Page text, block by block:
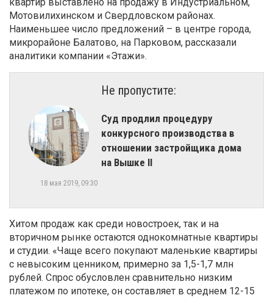
квартир выставлено на продажу в Индустриальном,
Мотовилихинском и Свердловском районах.
Наименьшее число предложений – в центре города,
микрорайоне Балатово, на Парковом, рассказали
аналитики компании «Этажи».
Не пропустите:
Суд продлил процедуру
конкурсного производства в
отношении застройщика дома
на Вышке II
18 мая 2019, 09:30
Хитом продаж как среди новостроек, так и на
вторичном рынке остаются однокомнатные квартиры
и студии. «Чаще всего покупают маленькие квартиры
с невысоким ценником, примерно за 1,5-1,7 млн
рублей. Спрос обусловлен сравнительно низким
платежом по ипотеке, он составляет в среднем 12-15